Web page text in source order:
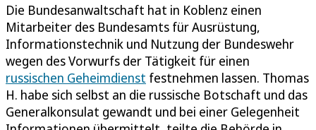
Die Bundesanwaltschaft hat in Koblenz einen
Mitarbeiter des Bundesamts für Ausrüstung,
Informationstechnik und Nutzung der Bundeswehr
wegen des Vorwurfs der Tätigkeit für einen
russischen Geheimdienst festnehmen lassen. Thomas
H. habe sich selbst an die russische Botschaft und das
Generalkonsulat gewandt und bei einer Gelegenheit